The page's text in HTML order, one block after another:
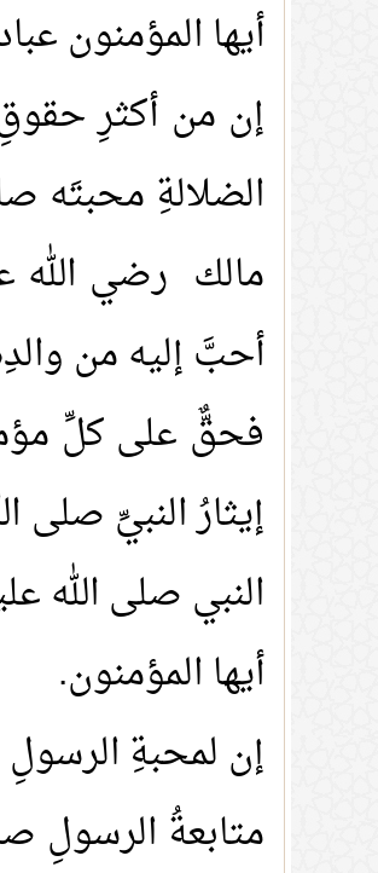
أيها المؤمنون
إن من أكثرِ حقوقِ
الضلالةِ محبتَه
مالك رضي الله
أحبَّ إليه من
فحقٌّ على كلِّ
إيثارُ النبيِّ
النبي صلى الله
أيها المؤمنون.
إن لمحبةِ
متابعةُ الرسولِ